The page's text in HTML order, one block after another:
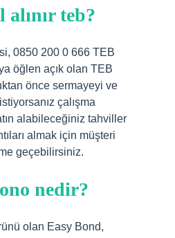
alınır teb?
0850 200 0 666 TEB
öğlen açık olan TEB
önce sermayeyi ve
çalışma
alabileceğiniz tahviller
almak için müşteri
geçebilirsiniz.
nedir?
olan Easy Bond,